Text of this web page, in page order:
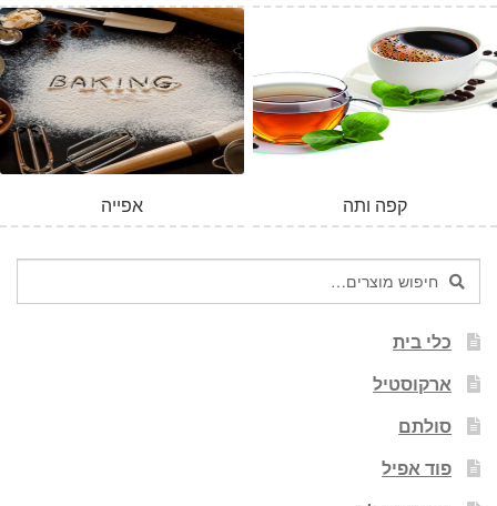
המלאי אזל
אפייה קפה ותה
חיפוש
עבור:
חיפוש
כלי בית
ארקוסטיל
סולתם
פוד אפיל